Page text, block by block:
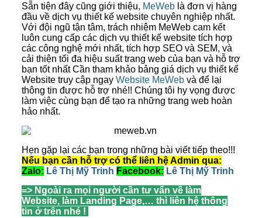
Sẵn tiện đây cũng giới thiệu, MeWeblà đơn vị hàng
đầu về dịch vụ thiết kế website chuyên nghiệp nhất.
Với đội ngũ tận tâm, trách nhiệm MeWeb cam kết
luôn cung cấp các dịch vụ thiết kế website tích hợp
các công nghệ mới nhất, tích hợp SEO và SEM, và
cải thiện tối đa hiệu suất trang web của bạn và hỗ trợ
bạn tốt nhất Cần tham khảo bảng giá dịch vụ thiết kế
Website truy cập ngay Website MeWebvà để lại
thông tin được hỗ trợ nhé!! Chúng tôi hy vọng được
làm việc cùng bạn để tạo ra những trang web hoàn
hảo nhất.
Hẹn gặp lại các bạn trong những bài viết tiếp theo!!!
Nếu bạn cần hỗ trợ có thể liên hệ Admin qua:
Zalo: Lê Thị Mỹ Trinh Facebook: Lê Thị Mỹ Trinh
=> Ngoài ra mọi người cần tư vấn về làm
Website, làm Landing Page,… thì liên hệ thông
tin ở trên nhé !